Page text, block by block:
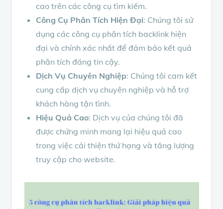
cao trên các công cụ tìm kiếm.
Công Cụ Phân Tích Hiện Đại: Chúng tôi sử
dụng các công cụ phân tích backlink hiện
đại và chính xác nhất để đảm bảo kết quả
phân tích đáng tin cậy.
Dịch Vụ Chuyên Nghiệp: Chúng tôi cam kết
cung cấp dịch vụ chuyên nghiệp và hỗ trợ
khách hàng tận tình.
Hiệu Quả Cao: Dịch vụ của chúng tôi đã
được chứng minh mang lại hiệu quả cao
trong việc cải thiện thứ hạng và tăng lượng
truy cập cho website.